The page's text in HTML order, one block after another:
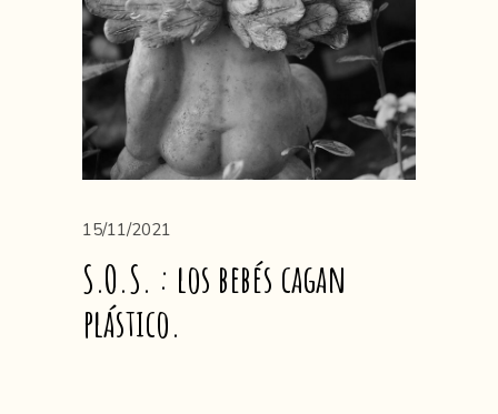
15/11/2021
S.O.S. : los bebés cagan
plástico.